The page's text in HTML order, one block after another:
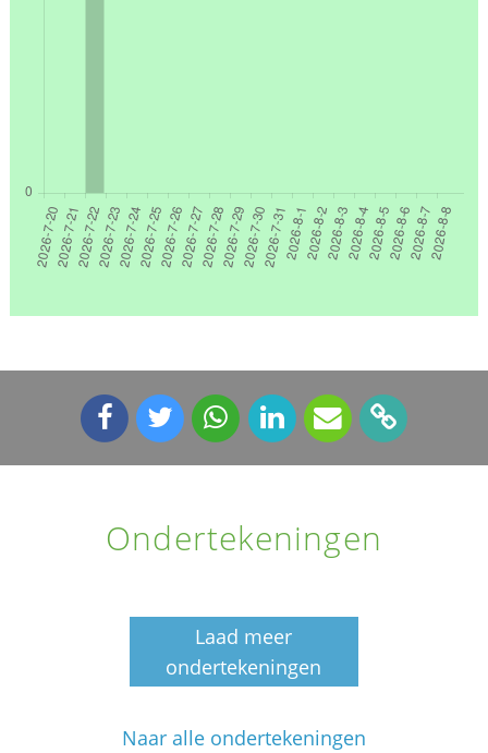
Ondertekeningen
Laad meer
ondertekeningen
Naar alle ondertekeningen